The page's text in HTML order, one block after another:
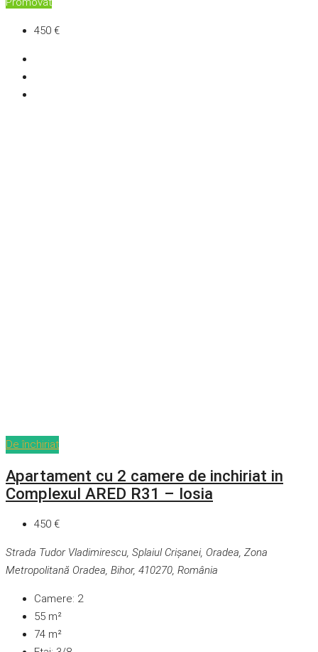
450 €
De închiriat
Apartament cu 2 camere de inchiriat in
Complexul ARED R31 – Iosia
450 €
Strada Tudor Vladimirescu, Splaiul Crișanei, Oradea, Zona
Metropolitană Oradea, Bihor, 410270, România
Camere: 2
55 m²
74 m²